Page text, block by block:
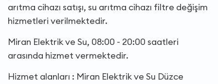
arıtma cihazı satışı, su arıtma cihazı filtre değişim
hizmetleri verilmektedir.
Miran Elektrik ve Su, 08:00 - 20:00 saatleri
arasında hizmet vermektedir.
Hizmet alanları : Miran Elektrik ve Su Düzce